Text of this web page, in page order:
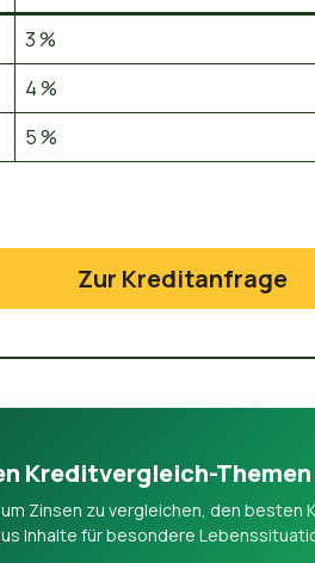
3 %
4 %
5 %
Zur Kreditanfrage
Kreditvergleich-Themen
Zinsen zu vergleichen, den besten
Inhalte für besondere